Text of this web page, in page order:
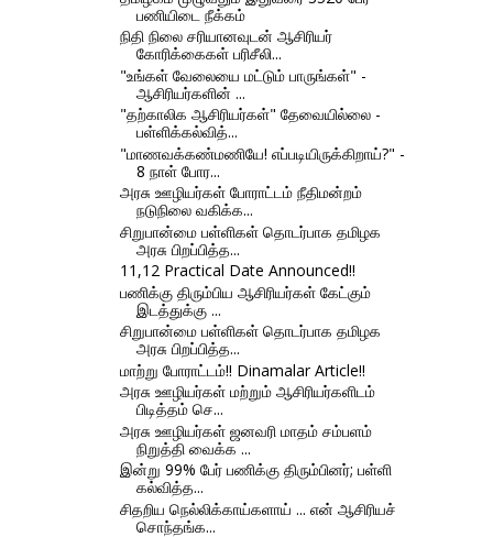
பணியிடை நீக்கம்
நிதி நிலை சரியானவுடன் ஆசிரியர்
கோரிக்கைகள் பரிசீலி...
"உங்கள் வேலையை மட்டும் பாருங்கள்" -
ஆசிரியர்களின் ...
"தற்காலிக ஆசிரியர்கள்" தேவையில்லை -
பள்ளிக்கல்வித்...
"மாணவக்கண்மணியே! எப்படியிருக்கிறாய்?" -
8 நாள் போர...
அரசு ஊழியர்கள் போராட்டம் நீதிமன்றம்
நடுநிலை வகிக்க...
சிறுபான்மை பள்ளிகள் தொடர்பாக தமிழக
அரசு பிறப்பித்த...
11,12 Practical Date Announced!!
பணிக்கு திரும்பிய ஆசிரியர்கள் கேட்கும்
இடத்துக்கு ...
சிறுபான்மை பள்ளிகள் தொடர்பாக தமிழக
அரசு பிறப்பித்த...
மாற்று போராட்டம்!! Dinamalar Article!!
அரசு ஊழியர்கள் மற்றும் ஆசிரியர்களிடம்
பிடித்தம் செ...
அரசு ஊழியர்கள் ஜனவரி மாதம் சம்பளம்
நிறுத்தி வைக்க ...
இன்று 99% பேர் பணிக்கு திரும்பினர்; பள்ளி
கல்வித்த...
சிதறிய நெல்லிக்காய்களாய் ... என் ஆசிரியச்
சொந்தங்க...